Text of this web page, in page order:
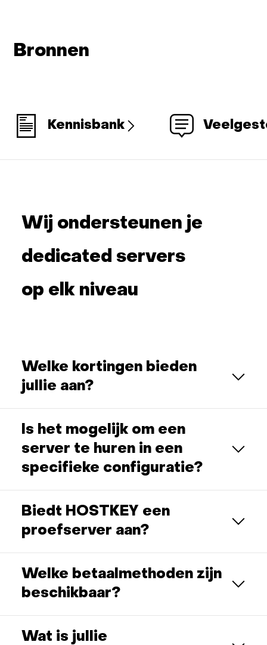
Bronnen
Kennisbank
Wij ondersteunen je
dedicated servers
op elk niveau
Welke kortingen bieden
jullie aan?
Is het mogelijk om een
server te huren in een
specifieke configuratie?
Biedt HOSTKEY een
proefserver aan?
Welke betaalmethoden zijn
beschikbaar?
Wat is jullie